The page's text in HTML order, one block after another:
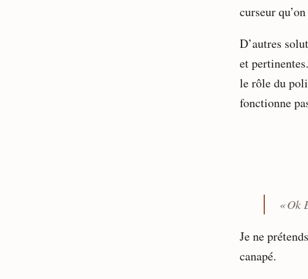
curseur
D’autres
et
le rôle du
fonctionne
« Ok
Je ne
canapé.